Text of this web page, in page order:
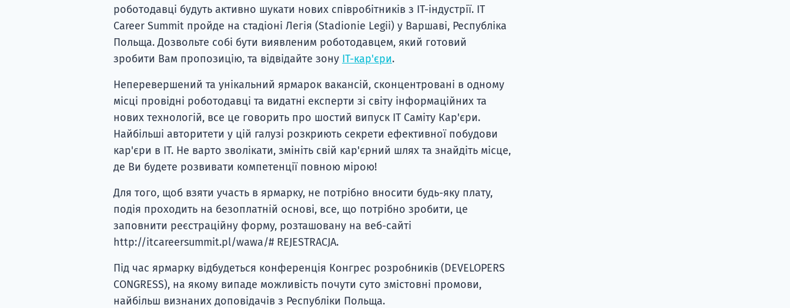
роботодавці будуть активно шукати нових співробітників з ІТ-індустрії. IT
Career Summit пройде на стадіоні Легія (Stadionie Legii) у Варшаві, Республіка
Польща. Дозвольте собі бути виявленим роботодавцем, який готовий
зробити Вам пропозицію, та відвідайте зону ІТ-кар'єри.
Неперевершений та унікальний ярмарок вакансій, сконцентровані в одному
місці провідні роботодавці та видатні експерти зі світу інформаційних та
нових технологій, все це говорить про шостий випуск IT Саміту Кар'єри.
Найбільші авторитети у цій галузі розкриють секрети ефективної побудови
кар'єри в ІТ. Не варто зволікати, змініть свій кар'єрний шлях та знайдіть місце,
де Ви будете розвивати компетенції повною мірою!
Для того, щоб взяти участь в ярмарку, не потрібно вносити будь-яку плату,
подія проходить на безоплатній основі, все, що потрібно зробити, це
заповнити реєстраційну форму, розташовану на веб-сайті
http://itcareersummit.pl/wawa/# REJESTRACJA.
Під час ярмарку відбудеться конференція Конгрес розробників (DEVELOPERS
CONGRESS), на якому випаде можливість почути суто змістовні промови,
найбільш визнаних доповідачів з Республіки Польща.